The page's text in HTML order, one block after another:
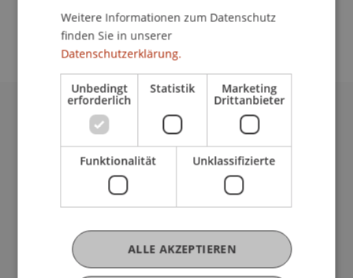
Institut für Entrepreneurship
Universität Liechtenstein
Fürst-Franz-Josef-Strasse
9490 Vaduz
Fußzeile Rechtliche Hinweise
Rechtssammlung
Datenschutzerklärung
Weitere Informationen zum Datenschutz
finden Sie in unserer
Datenschutzerklärung.
Unbedingt
erforderlich
Statistik Marketing
Drittanbieter
Funktionalität Unklassifizierte
ALLE AKZEPTIEREN